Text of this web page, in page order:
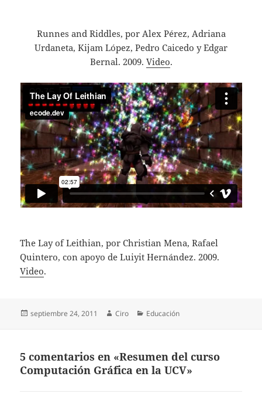
Runnes and Riddles, por Alex Pérez, Adriana
Urdaneta, Kijam López, Pedro Caicedo y Edgar
Bernal. 2009. Video.
The Lay of Leithian, por Christian Mena, Rafael
Quintero, con apoyo de Luiyit Hernández. 2009.
Video.
Publicado
septiembre 24, 2011 Autor
Ciro Categorías
Educación
5 comentarios en «Resumen del curso
Computación Gráfica en la UCV»